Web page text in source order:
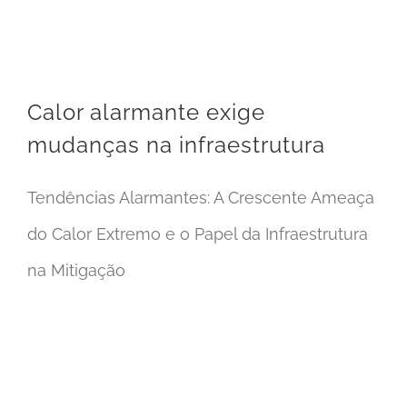
Calor alarmante exige
mudanças na infraestrutura
Tendências Alarmantes: A Crescente Ameaça
do Calor Extremo e o Papel da Infraestrutura
na Mitigação